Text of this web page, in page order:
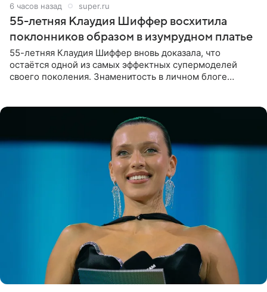
6 часов назад super.ru
55-летняя Клаудия Шиффер восхитила
поклонников образом в изумрудном платье
55-летняя Клаудия Шиффер вновь доказала, что
остаётся одной из самых эффектных супермоделей
своего поколения. Знаменитость в личном блоге